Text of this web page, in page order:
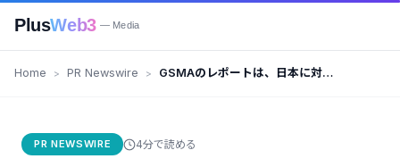
PlusWeb3 — Media
Home PR Newswire
GSMAのレポートは、日本に対
求めている
PR NEWSWIRE 4分で読める